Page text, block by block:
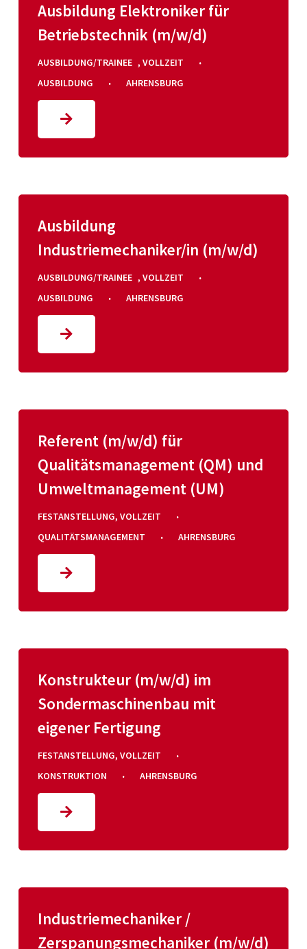
Ausbildung Elektroniker für
Betriebstechnik (m/w/d)
AUSBILDUNG/TRAINEE , VOLLZEIT ·
AUSBILDUNG · AHRENSBURG
Ausbildung
Industriemechaniker/in (m/w/d)
AUSBILDUNG/TRAINEE , VOLLZEIT ·
AUSBILDUNG · AHRENSBURG
Referent (m/w/d) für
Qualitätsmanagement (QM) und
Umweltmanagement (UM)
FESTANSTELLUNG, VOLLZEIT ·
QUALITÄTSMANAGEMENT · AHRENSBURG
Konstrukteur (m/w/d) im
Sondermaschinenbau mit
eigener Fertigung
FESTANSTELLUNG, VOLLZEIT ·
KONSTRUKTION · AHRENSBURG
Industriemechaniker /
Zerspanungsmechaniker (m/w/d)